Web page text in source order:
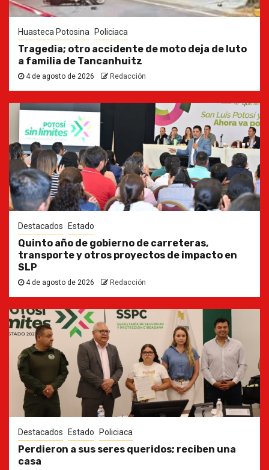
Huasteca Potosina Policiaca
Tragedia; otro accidente de moto deja de luto
a familia de Tancanhuitz
4 de agosto de 2026 Redacción
Destacados Estado
Quinto año de gobierno de carreteras,
transporte y otros proyectos de impacto en
SLP
4 de agosto de 2026 Redacción
Destacados Estado Policiaca
Perdieron a sus seres queridos; reciben una
casa